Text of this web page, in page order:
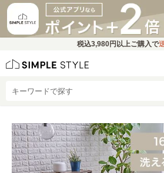
税込3,980円 以上ご購入で